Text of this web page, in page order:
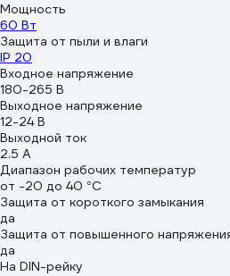
Мощность
60 Вт
Защита от пыли и влаги
IP 20
Входное напряжение
180-265 В
Выходное напряжение
12-24 В
Выходной ток
2.5 А
Диапазон рабочих температур
от -20 до 40 °С
Защита от короткого замыкания
да
Защита от повышенного
да
На DIN-рейку